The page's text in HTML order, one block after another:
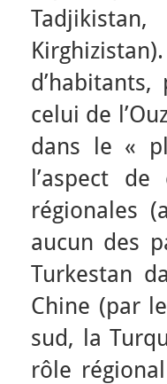
celui de
dans le «
l’aspect
régionales
aucun des
Turkestan
Chine (par
sud, la
rôle